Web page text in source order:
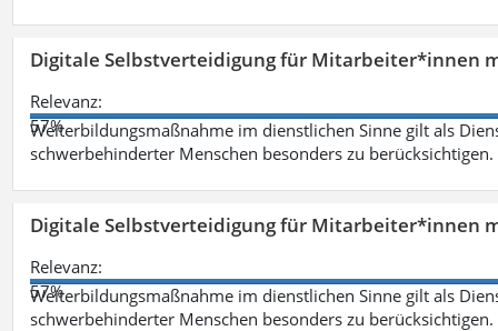
Digitale Selbstverteidigung für Mitarbeiter*innen
Relevanz:
57%
Weiterbildungsmaßnahme im dienstlichen Sinne gilt als
schwerbehinderter Menschen besonders zu berücksichtigen.
Digitale Selbstverteidigung für Mitarbeiter*innen
Relevanz:
57%
Weiterbildungsmaßnahme im dienstlichen Sinne gilt als
schwerbehinderter Menschen besonders zu berücksichtigen.